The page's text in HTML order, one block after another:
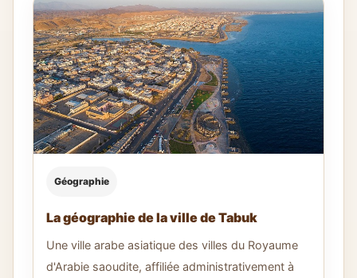
Géographie
La géographie de la ville de Tabuk
Une ville arabe asiatique des villes du Royaume
d'Arabie saoudite, affiliée administrativement à